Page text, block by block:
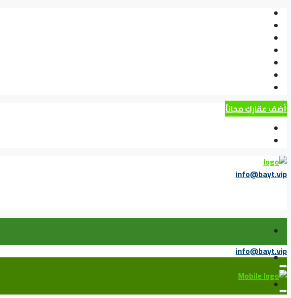
أضف عقارك مجاناً
info@bayt.vip
info@bayt.vip